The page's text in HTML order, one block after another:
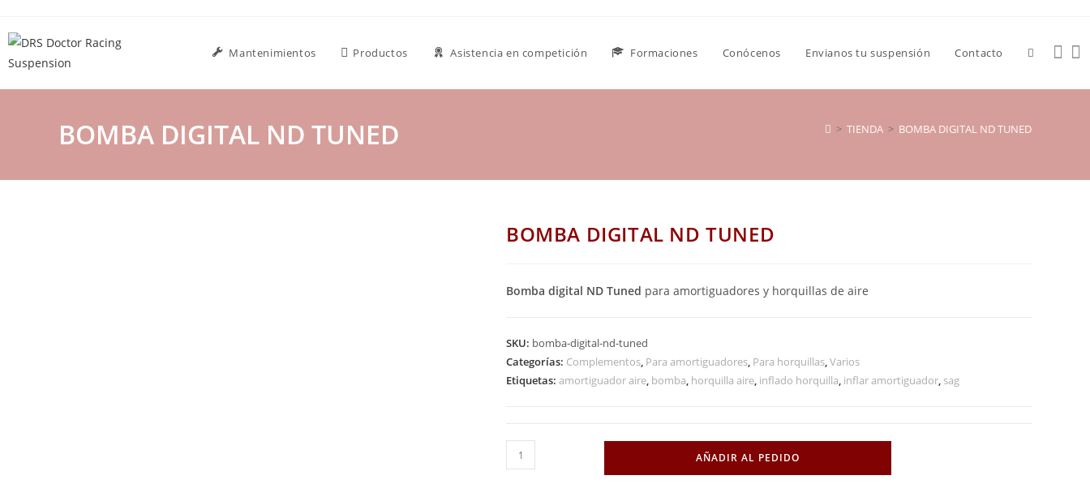
Mantenimientos Productos Asistencia en competición Formaciones Conócenos Envianos tu suspensión Contacto
BOMBA DIGITAL ND TUNED > TIENDA > BOMBA DIGITAL ND TUNED
BOMBA DIGITAL ND TUNED
Bomba digital ND Tuned para amortiguadores y horquillas de aire
SKU: bomba-digital-nd-tuned
Categorías: Complementos, Para amortiguadores, Para horquillas,Varios
Etiquetas: amortiguador aire, bomba, horquilla aire, inflado horquilla, inflar amortiguador, sag
AÑADIR AL PEDIDO